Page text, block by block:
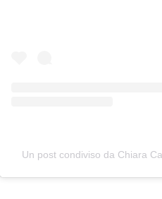
Un post condiviso da Chiara